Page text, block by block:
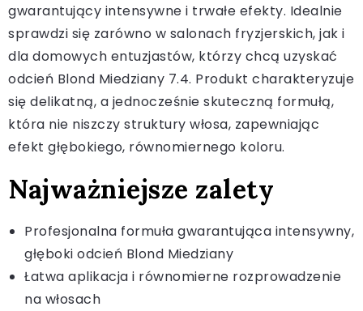
gwarantujący intensywne i trwałe efekty. Idealnie
sprawdzi się zarówno w salonach fryzjerskich, jak i
dla domowych entuzjastów, którzy chcą uzyskać
odcień Blond Miedziany 7.4. Produkt charakteryzuje
się delikatną, a jednocześnie skuteczną formułą,
która nie niszczy struktury włosa, zapewniając
efekt głębokiego, równomiernego koloru.
Najważniejsze zalety
Profesjonalna formuła gwarantująca intensywny,
głęboki odcień Blond Miedziany
Łatwa aplikacja i równomierne rozprowadzenie
na włosach